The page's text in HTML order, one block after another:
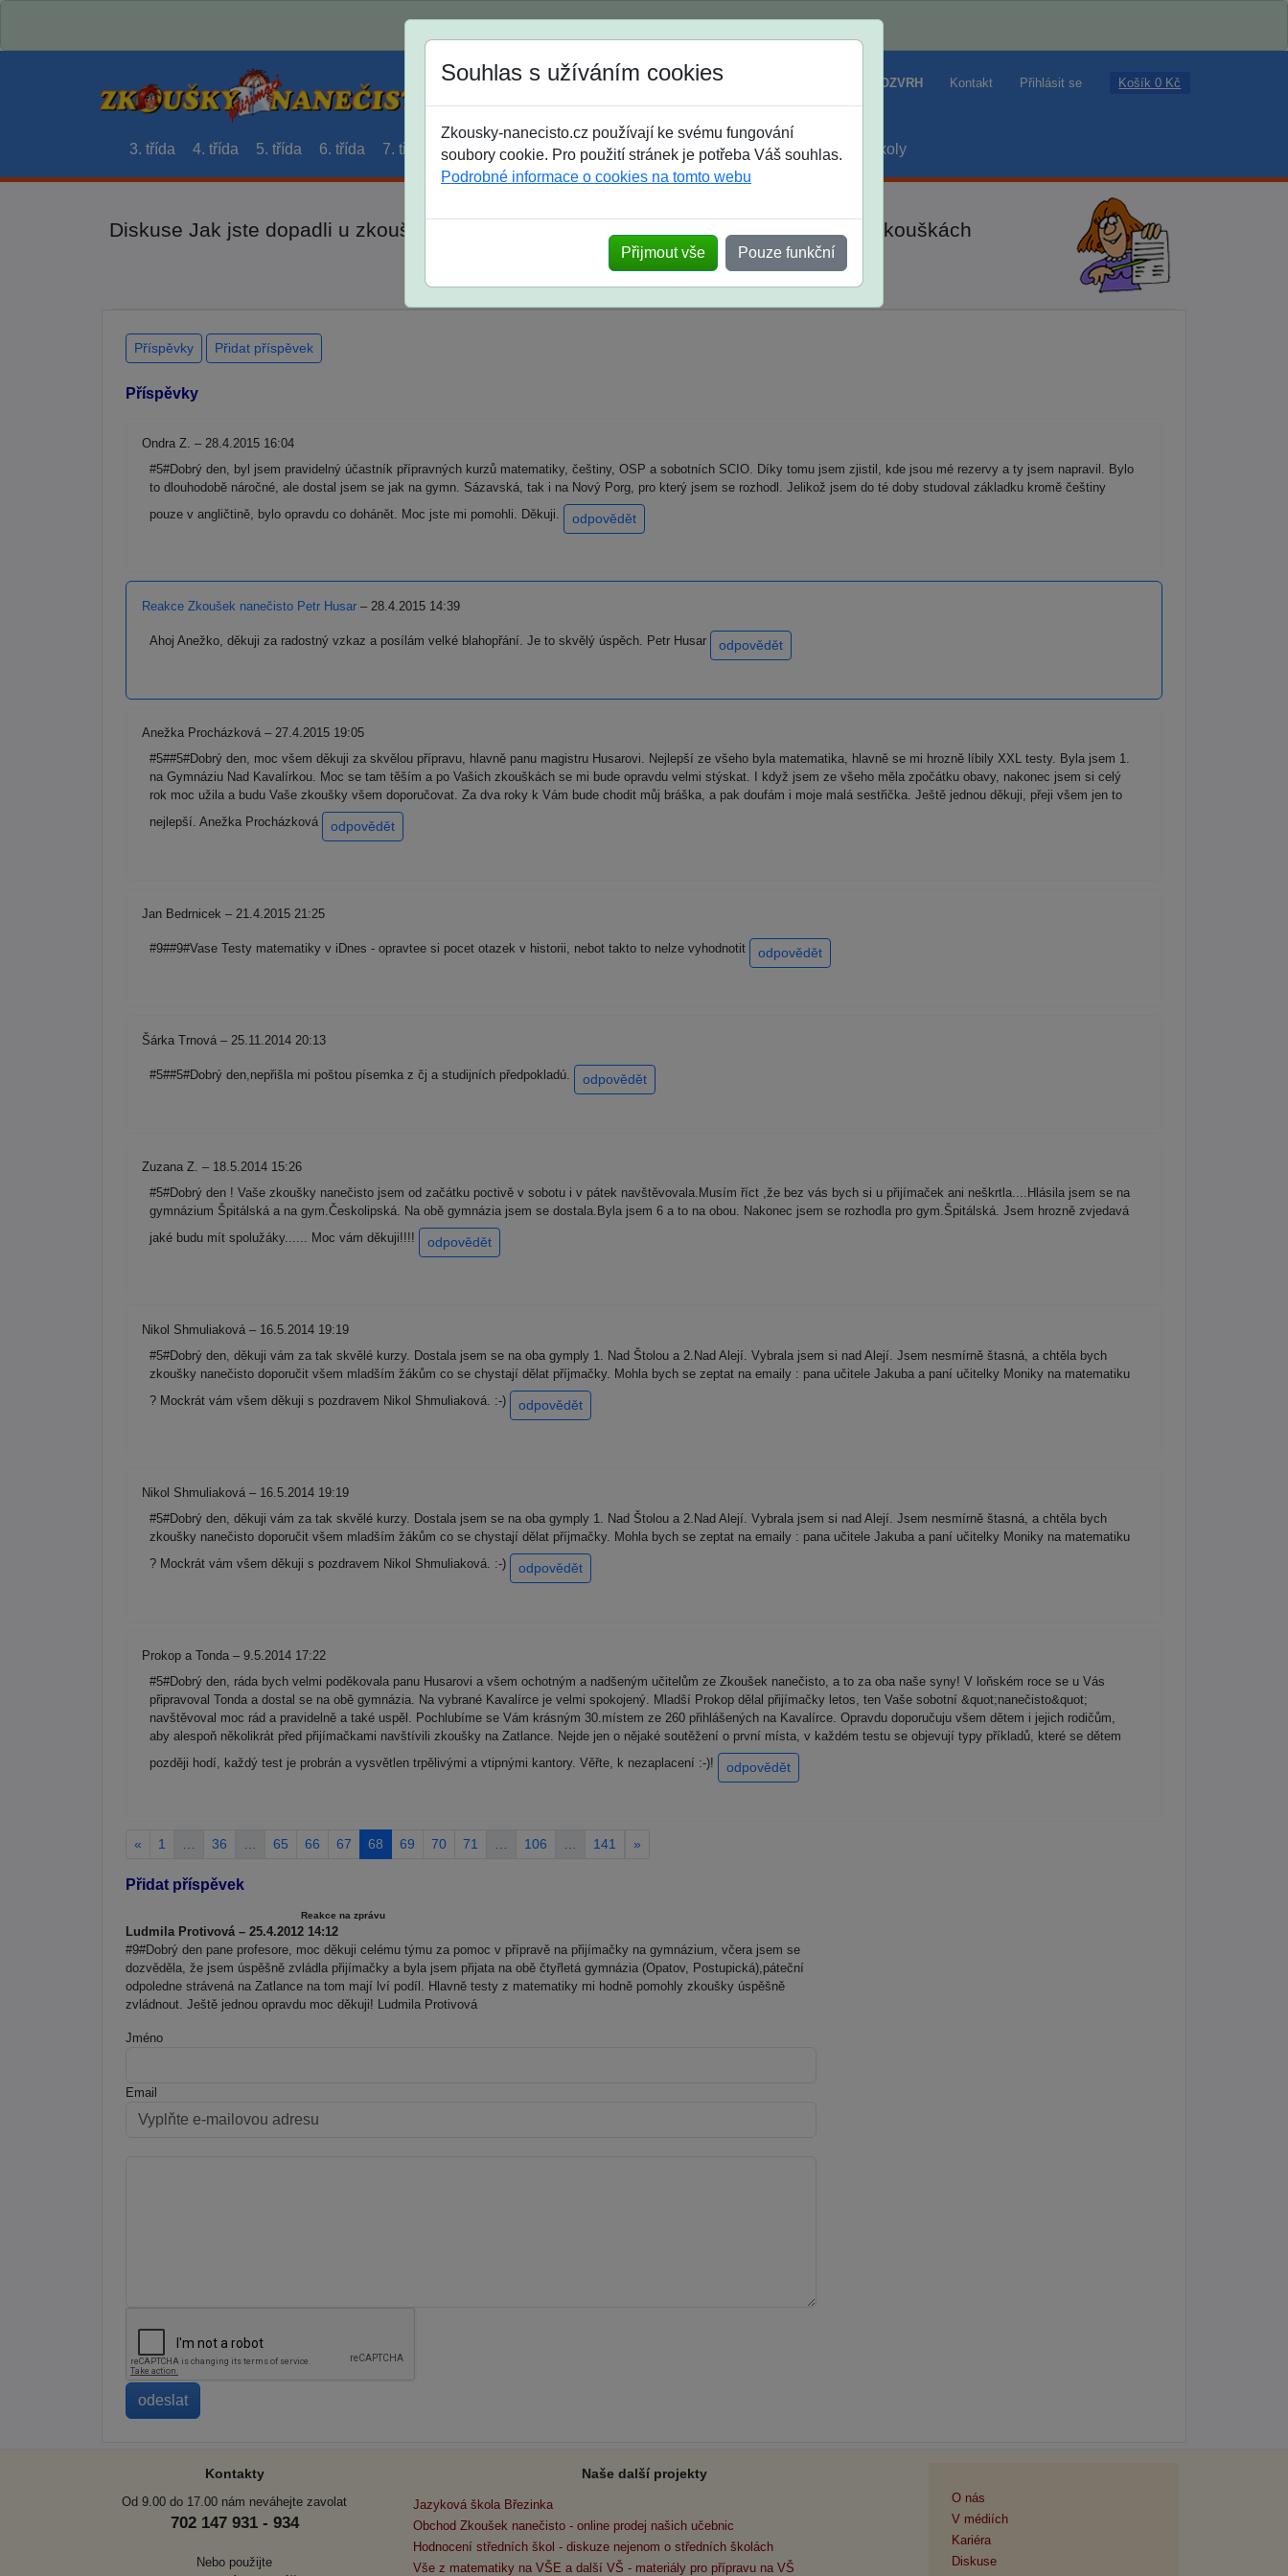
Jak si vybrat ROZVRH Kontakt Přihlásit se Košík 0 Kč
3. třída 4. třída 5. třída 6. třída 7. třída 8. třída 9. třída střední maturanti soutěže prázdniny školy
Diskuse Jak jste dopadli u zkoušek na SŠ? Vaše ohlasy po skutečných přijímacích zkouškách
Souhlas s užíváním cookies
Zkousky-nanecisto.cz používají ke svému fungování
soubory cookie. Pro použití stránek je potřeba Váš souhlas.
Podrobné informace o cookies na tomto webu
Přijmout vše Pouze funkční
Příspěvky Přidat příspěvek
Příspěvky
Ondra Z. – 28.4.2015 16:04
#5#Dobrý den, byl jsem pravidelný účastník přípravných kurzů matematiky, češtiny, OSP a sobotních SCIO. Díky tomu jsem zjistil, kde jsou mé rezervy a ty jsem napravil. Bylo
to dlouhodobě náročné, ale dostal jsem se jak na gymn. Sázavská, tak i na Nový Porg, pro který jsem se rozhodl. Jelikož jsem do té doby studoval základku kromě češtiny
pouze v angličtině, bylo opravdu co dohánět. Moc jste mi pomohli. Děkuji.
odpovědět
Reakce Zkoušek nanečisto Petr Husar – 28.4.2015 14:39
Ahoj Anežko, děkuji za radostný vzkaz a posílám velké blahopřání. Je to skvělý úspěch. Petr Husar odpovědět
Anežka Procházková – 27.4.2015 19:05
#5##5#Dobrý den, moc všem děkuji za skvělou přípravu, hlavně panu magistru Husarovi. Nejlepší ze všeho byla matematika, hlavně se mi hrozně líbily XXL testy. Byla jsem 1.
na Gymnáziu Nad Kavalírkou. Moc se tam těším a po Vašich zkouškách se mi bude opravdu velmi stýskat. I když jsem ze všeho měla zpočátku obavy, nakonec jsem si celý
rok moc užila a budu Vaše zkoušky všem doporučovat. Za dva roky k Vám bude chodit můj bráška, a pak doufám i moje malá sestřička. Ještě jednou děkuji, přeji všem jen to
nejlepší. Anežka Procházková
odpovědět
Jan Bedrnicek – 21.4.2015 21:25
#9##9#Vase Testy matematiky v iDnes - opravtee si pocet otazek v historii, nebot takto to nelze vyhodnotit odpovědět
Šárka Trnová – 25.11.2014 20:13
#5##5#Dobrý den,nepřišla mi poštou písemka z čj a studijních předpokladú. odpovědět
Zuzana Z. – 18.5.2014 15:26
#5#Dobrý den ! Vaše zkoušky nanečisto jsem od začátku poctivě v sobotu i v pátek navštěvovala.Musím říct ,že bez vás bych si u přijímaček ani neškrtla....Hlásila jsem se na
gymnázium Špitálská a na gym.Českolipská. Na obě gymnázia jsem se dostala.Byla jsem 6 a to na obou. Nakonec jsem se rozhodla pro gym.Špitálská. Jsem hrozně zvjedavá
jaké budu mít spolužáky...... Moc vám děkuji!!!!
odpovědět
Nikol Shmuliaková – 16.5.2014 19:19
#5#Dobrý den, děkuji vám za tak skvělé kurzy. Dostala jsem se na oba gymply 1. Nad Štolou a 2.Nad Alejí. Vybrala jsem si nad Alejí. Jsem nesmírně štasná, a chtěla bych
zkoušky nanečisto doporučit všem mladším žákům co se chystají dělat příjmačky. Mohla bych se zeptat na emaily : pana učitele Jakuba a paní učitelky Moniky na matematiku
? Mockrát vám všem děkuji s pozdravem Nikol Shmuliaková. :-)
odpovědět
Nikol Shmuliaková – 16.5.2014 19:19
#5#Dobrý den, děkuji vám za tak skvělé kurzy. Dostala jsem se na oba gymply 1. Nad Štolou a 2.Nad Alejí. Vybrala jsem si nad Alejí. Jsem nesmírně štasná, a chtěla bych
zkoušky nanečisto doporučit všem mladším žákům co se chystají dělat příjmačky. Mohla bych se zeptat na emaily : pana učitele Jakuba a paní učitelky Moniky na matematiku
? Mockrát vám všem děkuji s pozdravem Nikol Shmuliaková. :-)
odpovědět
Prokop a Tonda – 9.5.2014 17:22
#5#Dobrý den, ráda bych velmi poděkovala panu Husarovi a všem ochotným a nadšeným učitelům ze Zkoušek nanečisto, a to za oba naše syny! V loňském roce se u Vás
připravoval Tonda a dostal se na obě gymnázia. Na vybrané Kavalírce je velmi spokojený. Mladší Prokop dělal přijímačky letos, ten Vaše sobotní &quot;nanečisto&quot;
navštěvoval moc rád a pravidelně a také uspěl. Pochlubíme se Vám krásným 30.místem ze 260 přihlášených na Kavalírce. Opravdu doporučuju všem dětem i jejich rodičům,
aby alespoň několikrát před přijímačkami navštívili zkoušky na Zatlance. Nejde jen o nějaké soutěžení o první místa, v každém testu se objevují typy příkladů, které se dětem
později hodí, každý test je probrán a vysvětlen trpělivými a vtipnými kantory. Věřte, k nezaplacení :-)!
odpovědět
« 1 36 65 66 67 68 69 70 71 106 141 »
Přidat příspěvek
Reakce na zprávu
Ludmila Protivová – 25.4.2012 14:12
#9#Dobrý den pane profesore, moc děkuji celému týmu za pomoc v přípravě na přijímačky na gymnázium, včera jsem se
dozvěděla, že jsem úspěšně zvládla přijímačky a byla jsem přijata na obě čtyřletá gymnázia (Opatov, Postupická),páteční
odpoledne strávená na Zatlance na tom mají lví podíl. Hlavně testy z matematiky mi hodně pomohly zkoušky úspěšně
zvládnout. Ještě jednou opravdu moc děkuji! Ludmila Protivová
Jméno
Email
Kontakty
Od 9.00 do 17.00 nám neváhejte zavolat
702 147 931 - 934
Nebo použijte
Naše další projekty
Jazyková škola Březinka
Obchod Zkoušek nanečisto - online prodej našich učebnic
Hodnocení středních škol - diskuze nejenom o středních školách
Vše z matematiky na VŠE a další VŠ - materiály pro přípravu na VŠ
O nás
V médiích
Kariéra
Diskuse